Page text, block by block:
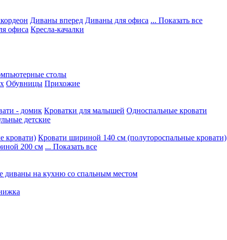
Диваны вперед Диваны для офиса ... Показать все
офиса Кресла-качалки
столы
Обувницы Прихожие
- домик Кроватки для малышей Односпальные кровати
детские
кровати) Кровати шириной 140 см (полутороспальные кровати)
200 см ... Показать все
диваны на кухню со спальным местом